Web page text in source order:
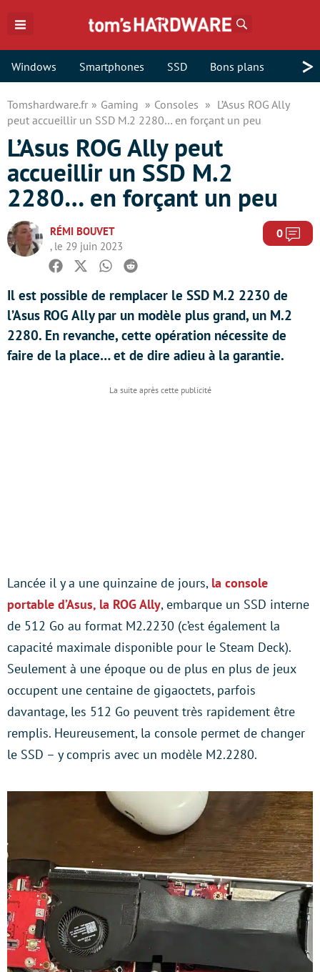
Windows Smartphones SSD Bons plans >
Tomshardware.fr Gaming Consoles
L’Asus ROG Ally
peut accueillir un SSD M.2 2280… en forçant un peu
L’Asus ROG Ally peut
accueillir un SSD M.2
2280… en forçant un peu
RÉMI BOUVET
, le 29 juin 2023
0
Facebook
TwitterWhatsapp
Reddit
Il est possible de remplacer le SSD M.2 2230 de
l’Asus ROG Ally par un modèle plus grand, un M.2
2280. En revanche, cette opération nécessite de
faire de la place… et de dire adieu à la garantie.
Lancée il y a une quinzaine de jours, la console
portable d’Asus, la ROG Ally, embarque un SSD interne
de 512 Go au format M2.2230 (c’est également la
capacité maximale disponible pour le Steam Deck).
Seulement à une époque ou de plus en plus de jeux
occupent une centaine de gigaoctets, parfois
davantage, les 512 Go peuvent très rapidement être
remplis. Heureusement, la console permet de changer
le SSD – y compris avec un modèle M2.2280.